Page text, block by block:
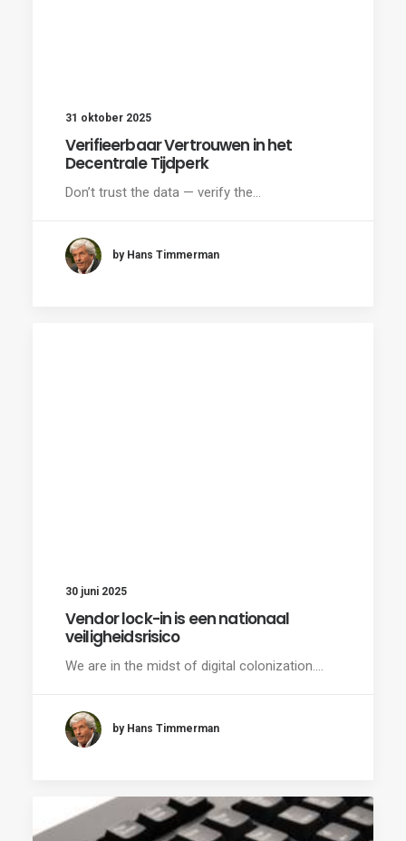
31 oktober 2025
Verifieerbaar Vertrouwen in het
Decentrale Tijdperk
Don’t trust the data — verify the…
by Hans Timmerman
30 juni 2025
Vendor lock-in is een nationaal
veiligheidsrisico
We are in the midst of digital colonization.…
by Hans Timmerman